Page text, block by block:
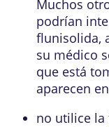
Muchos
podrían
flunisolida,
su médico
que está
aparecen
no utilice